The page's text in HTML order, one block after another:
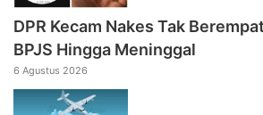
DPR Kecam Nakes Tak
BPJS Hingga Meninggal
6 Agustus 2026